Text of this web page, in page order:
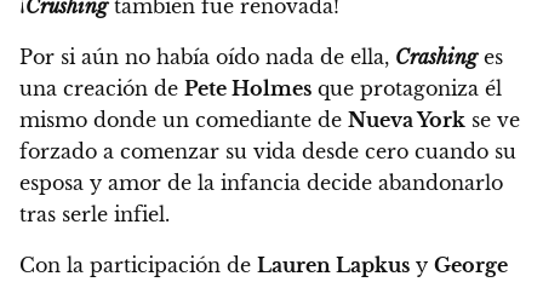
¡Crushingtambién fue renovada!
Por si aún no había oído nada de ella, Crashinges
una creación de Pete Holmes que protagoniza él
mismo donde un comediante de Nueva York se ve
forzado a comenzar su vida desde cero cuando su
esposa y amor de la infancia decide abandonarlo
tras serle infiel.
Con la participación de Lauren Lapkus y George